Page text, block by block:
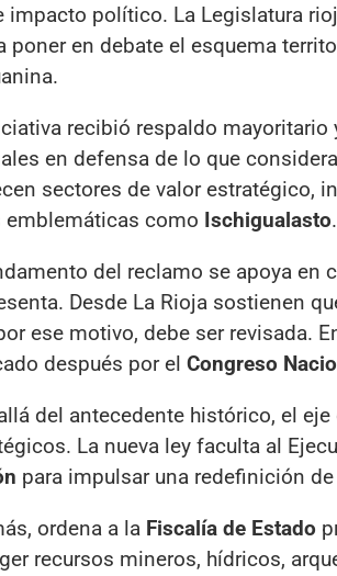
impacto político. La Legislatura
poner en debate el esquema
recibió respaldo
en defensa de lo que
sectores de valor estratégico,
emblemáticas como Ischigualasto.
del reclamo se apoya
Desde La Rioja sostienen
ese motivo, debe ser revisada.
después por el Congreso
del antecedente histórico, el
La nueva ley faculta al
para impulsar una redefinición
ordena a la Fiscalía de Estado
recursos mineros, hídricos,